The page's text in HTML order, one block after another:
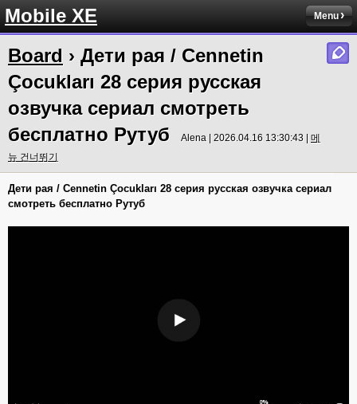
Mobile XE Menu
Board › Дети рая / Cennetin
Çocukları 28 серия русская
озвучка сериал смотреть
бесплатно Рутуб
Alena | 2026.04.16 13:30:43 | 메
뉴 건너뛰기
Дети рая / Cennetin Çocukları 28 серия русская озвучка сериал
смотреть бесплатно Рутуб